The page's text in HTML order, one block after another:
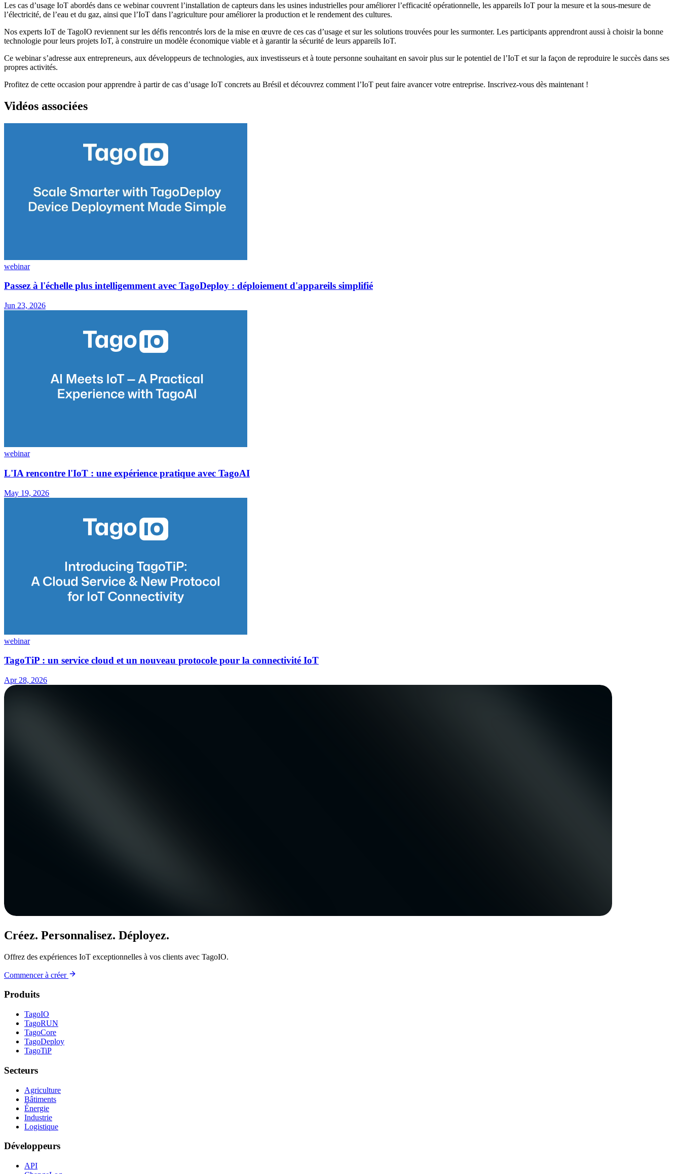
Les cas d’usage IoT abordés dans ce webinar couvrent l’installation de capteurs dans les usines industrielles pour améliorer l’efficacité opérationnelle, les appareils IoT pour la mesure et la sous-mesure de
l’électricité, de l’eau et du gaz, ainsi que l’IoT dans l’agriculture pour améliorer la production et le rendement des cultures.
Nos experts IoT de TagoIO reviennent sur les défis rencontrés lors de la mise en œuvre de ces cas d’usage et sur les solutions trouvées pour les surmonter. Les participants apprendront aussi à choisir la bonne
technologie pour leurs projets IoT, à construire un modèle économique viable et à garantir la sécurité de leurs appareils IoT.
Ce webinar s’adresse aux entrepreneurs, aux développeurs de technologies, aux investisseurs et à toute personne souhaitant en savoir plus sur le potentiel de l’IoT et sur la façon de reproduire le succès dans ses
propres activités.
Profitez de cette occasion pour apprendre à partir de cas d’usage IoT concrets au Brésil et découvrez comment l’IoT peut faire avancer votre entreprise. Inscrivez-vous dès maintenant !
Vidéos associées
webinar
Passez à l'échelle plus intelligemment avec TagoDeploy : déploiement d'appareils simplifié
Jun 23, 2026
webinar
L'IA rencontre l'IoT : une expérience pratique avec TagoAI
May 19, 2026
webinar
TagoTiP : un service cloud et un nouveau protocole pour la connectivité IoT
Apr 28, 2026
Créez. Personnalisez. Déployez.
Offrez des expériences IoT exceptionnelles à vos clients avec TagoIO.
Commencer à créer
Produits
TagoIO
TagoRUN
TagoCore
TagoDeploy
TagoTiP
Secteurs
Agriculture
Bâtiments
Énergie
Industrie
Logistique
Développeurs
API